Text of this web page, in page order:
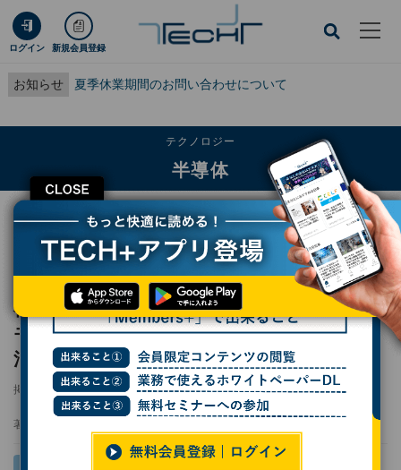
ログイン 新規会員登録
お知らせ 夏季休業期間のお問い合わせについて
CLOSE
テクノロジー
半導体
TECH+ テクノロジー
半導体
福島県で大熊ダイヤモンドデバイスのダイヤモンド半導体量産工場が完成 極限
福島県で大熊ダイヤモンドデバイスのダイヤ
モンド半導体量産工場が完成 極限環境での
活用を視野
掲載日 2026/06/04 16:04
著者：